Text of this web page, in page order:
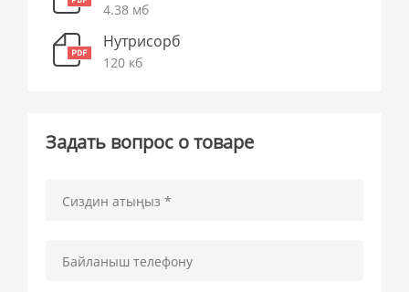
4.38 мб
Нутрисорб
120 кб
Задать вопрос о товаре